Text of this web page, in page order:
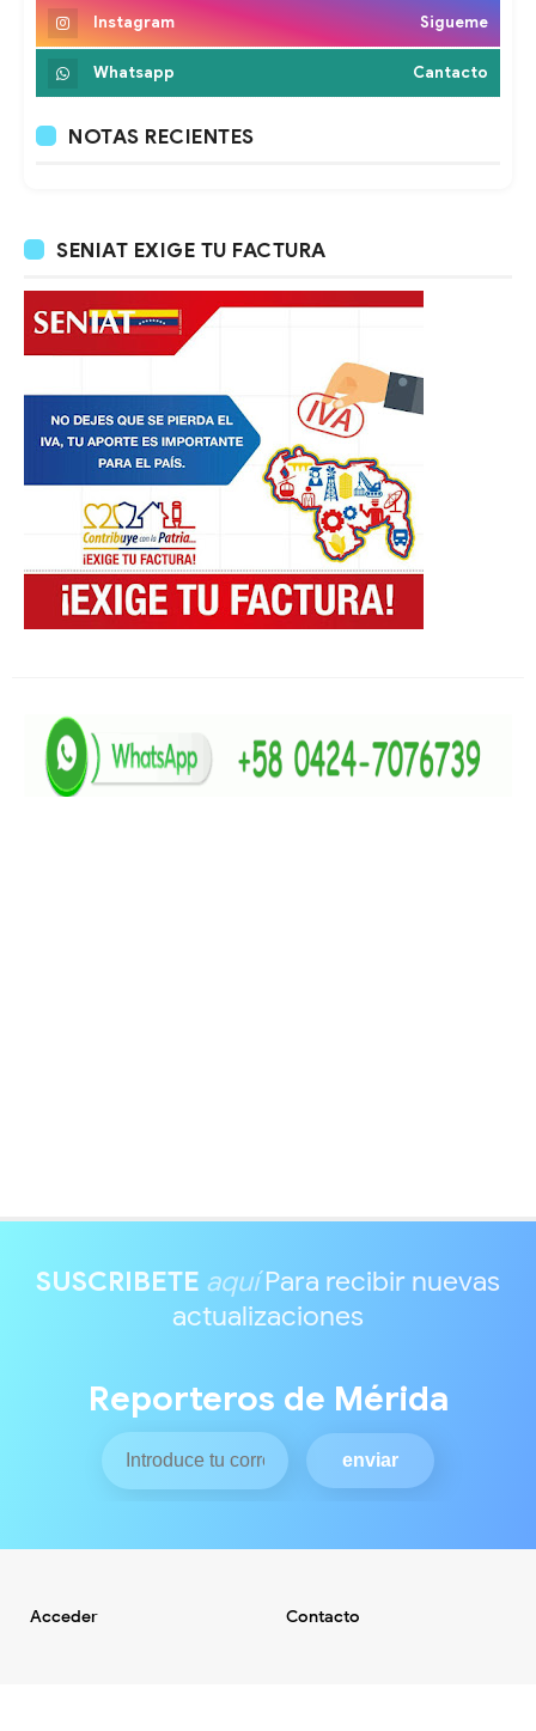
Instagram Sigueme
Whatsapp Cantacto
NOTAS RECIENTES
SENIAT EXIGE TU FACTURA
SUSCRIBETE aquíPara recibir nuevas
actualizaciones
Reporteros de Mérida
Acceder Contacto